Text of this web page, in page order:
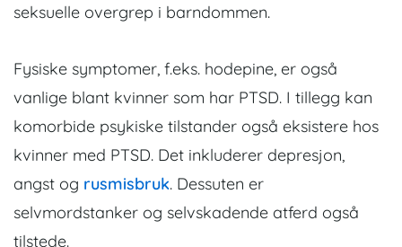
seksuelle overgrep i barndommen.
Fysiske symptomer, f.eks. hodepine, er også
vanlige blant kvinner som har PTSD. I tillegg kan
komorbide psykiske tilstander også eksistere hos
kvinner med PTSD. Det inkluderer depresjon,
angst og rusmisbruk. Dessuten er
selvmordstanker og selvskadende atferd også
tilstede.